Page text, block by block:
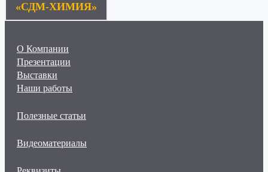
«СДМ-ХИМИЯ»
О Компании
Презентации
Выставки
Наши работы
Полезные статьи
Видеоматериалы